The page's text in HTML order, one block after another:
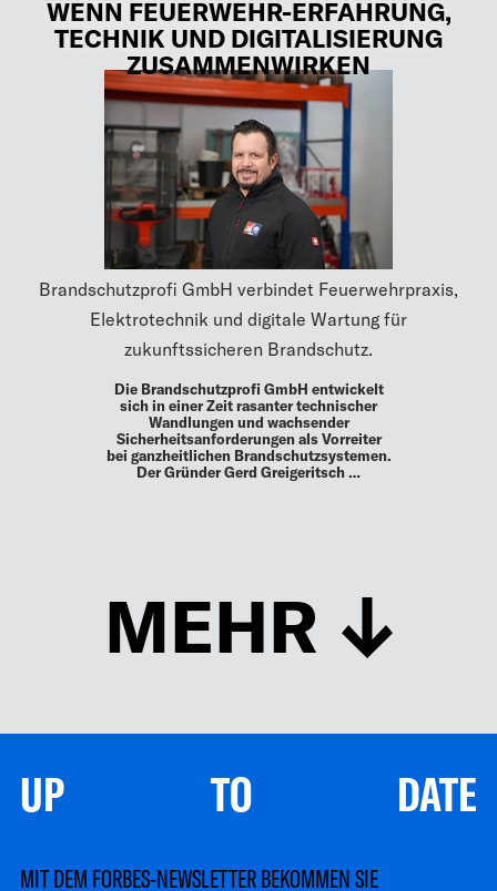
WENN FEUERWEHR-ERFAHRUNG,
TECHNIK UND DIGITALISIERUNG
ZUSAMMENWIRKEN
Brandschutzprofi GmbH verbindet Feuerwehrpraxis,
Elektrotechnik und digitale Wartung für
zukunftssicheren Brandschutz.
Die Brandschutzprofi GmbH entwickelt
sich in einer Zeit rasanter technischer
Wandlungen und wachsender
Sicherheitsanforderungen als Vorreiter
bei ganzheitlichen Brandschutzsystemen.
Der Gründer Gerd Greigeritsch …
MEHR
UP TO DATE
MIT DEM FORBES-NEWSLETTER BEKOMMEN SIE